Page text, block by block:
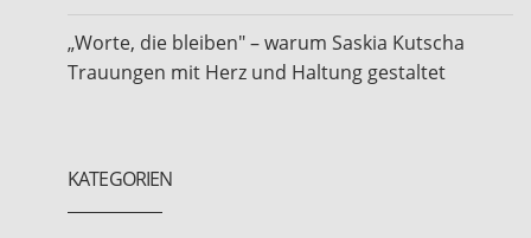
„Worte, die bleiben" – warum Saskia Kutscha
Trauungen mit Herz und Haltung gestaltet
KATEGORIEN